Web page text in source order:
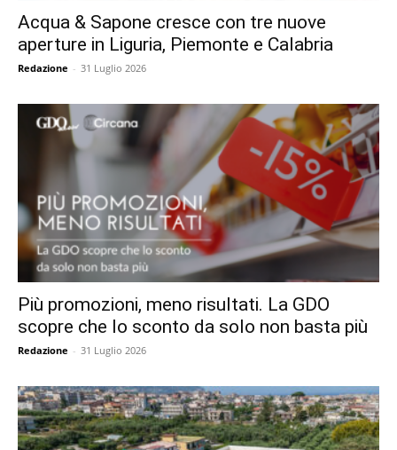
Acqua & Sapone cresce con tre nuove
aperture in Liguria, Piemonte e Calabria
Redazione - 31 Luglio 2026
Più promozioni, meno risultati. La GDO
scopre che lo sconto da solo non basta più
Redazione - 31 Luglio 2026